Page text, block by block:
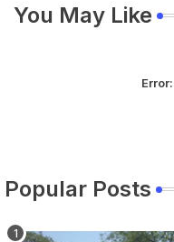
You May Like
Error:
Popular Posts